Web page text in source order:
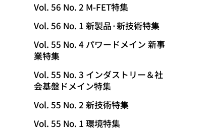
Vol. 56 No. 2 M-FET特集
Vol. 56 No. 1 新製品·新技術特集
Vol. 55 No. 4 パワードメイン 新事
業特集
Vol. 55 No. 3 インダストリー＆社
会基盤ドメイン特集
Vol. 55 No. 2 新技術特集
Vol. 55 No. 1 環境特集